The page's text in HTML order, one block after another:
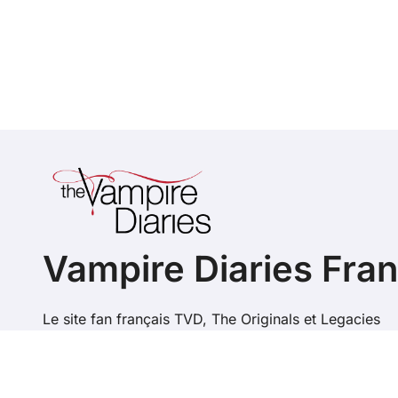
Vampire Diaries
Le site fan français TVD, The Originals et Legacies